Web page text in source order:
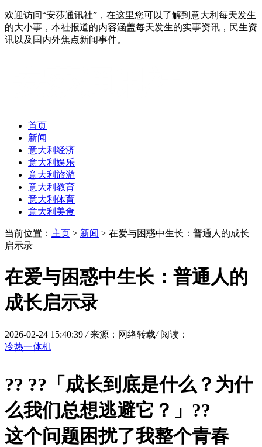
欢迎访问“安莎通讯社”，在这里您可以了解到意大利每天发生
的大小事，本社报道的内容涵盖每天发生的实事资讯，民生资
讯以及国内外焦点新闻事件。
首页
新闻
意大利经济
意大利娱乐
意大利旅游
意大利教育
意大利体育
意大利美食
当前位置： 主页 > 新闻 > 在爱与困惑中生长：普通人的成长
启示录
在爱与困惑中生长：普通人的
成长启示录
2026-02-24 15:40:39 / 来源：网络转载/ 阅读：
冷热一体机
?? ??「成长到底是什么？为什
么我们总想逃避它？」??
这个问题困扰了我整个青春